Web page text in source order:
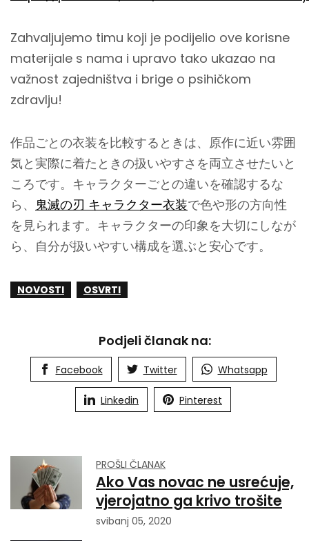
Zahvaljujemo timu koji je podijelio ove korisne
materijale s nama i upravo tako ukazao na
važnost zajedništva i brige o psihičkom
zdravlju!
作品ごとの衣装を比較するときは、原作に近い雰囲
気と実際に着たときの扱いやすさを両立させたいと
ころです。キャラクターごとの違いを確認するな
ら、 鬼滅の刃 キャラクター衣装で色や形の方向性
を見られます。キャラクターの印象を大切にしなが
ら、自分が扱いやすい構成を選ぶと安心です。
NOVOSTI OSVRTI
Podjeli članak na:
Facebook Twitter Whatsapp
Linkedin Pinterest
PROŠLI ČLANAK
Ako Vas novac ne usrećuje,
vjerojatno ga krivo trošite
svibanj 05, 2020